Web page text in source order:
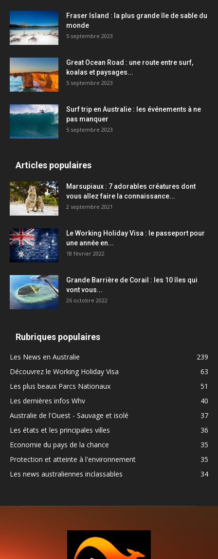
Fraser Island : la plus grande île de sable du
monde
5 septembre 2023
Great Ocean Road : une route entre surf,
koalas et paysages...
5 septembre 2023
Surf trip en Australie : les événements à ne
pas manquer
5 septembre 2023
Articles populaires
Marsupiaux : 7 adorables créatures dont
vous allez faire la connaissance...
2 septembre 2021
Le Working Holiday Visa : le passeport pour
une année en...
18 février 2022
Grande Barrière de Corail : les 10 îles qui
vont vous...
26 octobre 2022
Rubriques populaires
Les News en Australie
239
Découvrez le Working Holiday Visa
63
Les plus beaux Parcs Nationaux
51
Les dernières infos Whv
40
Australie de l'Ouest - Sauvage et isolé
37
Les états et les principales villes
36
Economie du pays de la chance
35
Protection et atteinte à l'environnement
35
Les news australiennes inclassables
34